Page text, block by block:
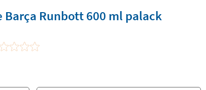
Runbott 600 ml palack